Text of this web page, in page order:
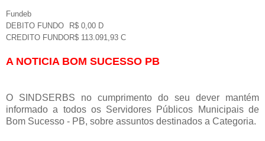
Fundeb
DEBITO FUNDO
R$ 0,00 D
CREDITO FUNDOR$ 113.091,93 C
A NOTICIA BOM SUCESSO PB
O SINDSERBS no cumprimento do seu dever mantém
informado a todos os Servidores Públicos Municipais de
Bom Sucesso - PB, sobre assuntos destinados a Categoria.